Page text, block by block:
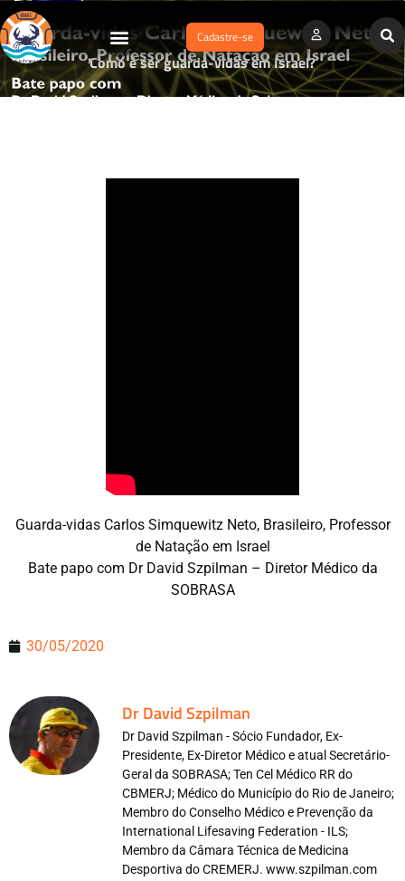
Cadastre-se
Como é ser guarda-vidas em Israel?
Guarda-vidas Carlos Simquewitz Neto, Brasileiro, Professor
de Natação em Israel
Bate papo com Dr David Szpilman – Diretor Médico da
SOBRASA
30/05/2020
Dr David Szpilman
Dr David Szpilman - Sócio Fundador, Ex-
Presidente, Ex-Diretor Médico e atual Secretário-
Geral da SOBRASA; Ten Cel Médico RR do
CBMERJ; Médico do Município do Rio de Janeiro;
Membro do Conselho Médico e Prevenção da
International Lifesaving Federation - ILS;
Membro da Câmara Técnica de Medicina
Desportiva do CREMERJ. www.szpilman.com